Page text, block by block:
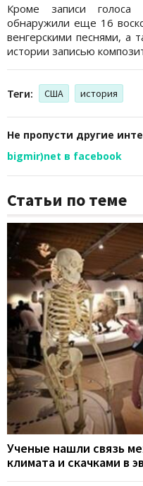
Кроме записи голоса
обнаружили еще 16
венгерскими песнями, а
истории записью
Теги: США история
Не пропусти другие
bigmir)net в facebook
Статьи по теме
Ученые нашли связь
климата и скачками в